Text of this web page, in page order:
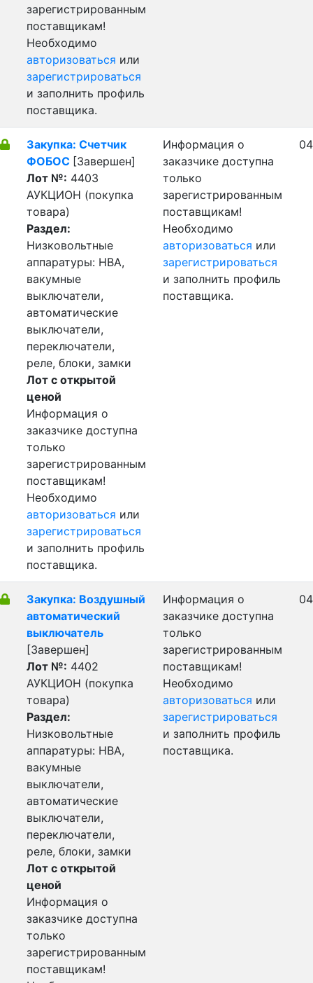
зарегистрированным
поставщикам!
Необходимо
авторизоваться или
зарегистрироваться
и заполнить профиль
поставщика.
Закупка: Счетчик
ФОБОС [Завершен]
Лот №: 4403
АУКЦИОН (покупка
товара)
Раздел:
Низковольтные
аппаратуры: НВА,
вакумные
выключатели,
автоматические
выключатели,
переключатели,
реле, блоки, замки
Лот с открытой
ценой
Информация о
заказчике доступна
только
зарегистрированным
поставщикам!
Необходимо
авторизоваться или
зарегистрироваться
и заполнить профиль
поставщика.
Информация о
заказчике доступна
только
зарегистрированным
поставщикам!
Необходимо
авторизоваться или
зарегистрироваться
и заполнить профиль
поставщика.
Закупка: Воздушный
автоматический
выключатель
[Завершен]
Лот №: 4402
АУКЦИОН (покупка
товара)
Раздел:
Низковольтные
аппаратуры: НВА,
вакумные
выключатели,
автоматические
выключатели,
переключатели,
реле, блоки, замки
Лот с открытой
ценой
Информация о
заказчике доступна
только
зарегистрированным
поставщикам!
Информация о
заказчике доступна
только
зарегистрированным
поставщикам!
Необходимо
авторизоваться или
зарегистрироваться
и заполнить профиль
поставщика.